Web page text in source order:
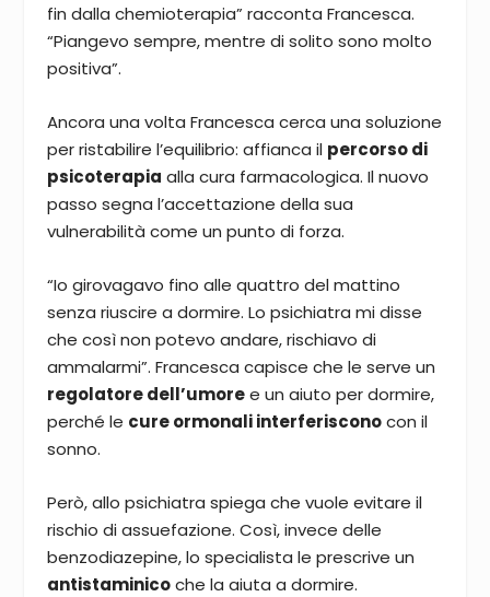
fin dalla chemioterapia” racconta Francesca.
“Piangevo sempre, mentre di solito sono molto
positiva”.
Ancora una volta Francesca cerca una soluzione
per ristabilire l’equilibrio: affianca il percorso di
psicoterapia alla cura farmacologica. Il nuovo
passo segna l’accettazione della sua
vulnerabilità come un punto di forza.
“Io girovagavo fino alle quattro del mattino
senza riuscire a dormire. Lo psichiatra mi disse
che così non potevo andare, rischiavo di
ammalarmi”. Francesca capisce che le serve un
regolatore dell’umoree un aiuto per dormire,
perché le cure ormonali interferisconocon il
sonno.
Però, allo psichiatra spiega che vuole evitare il
rischio di assuefazione. Così, invece delle
benzodiazepine, lo specialista le prescrive un
antistaminicoche la aiuta a dormire.